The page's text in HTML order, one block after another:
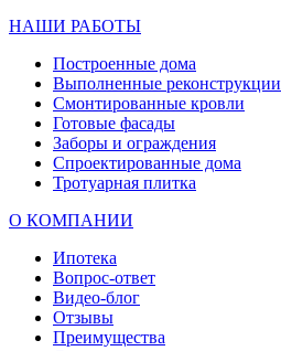
НАШИ РАБОТЫ
Построенные дома
Выполненные реконструкции
Смонтированные кровли
Готовые фасады
Заборы и ограждения
Спроектированные дома
Тротуарная плитка
О КОМПАНИИ
Ипотека
Вопрос-ответ
Видео-блог
Отзывы
Преимущества